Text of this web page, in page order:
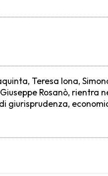
Teresa Iona,
Rosanò,
giurisprudenza,